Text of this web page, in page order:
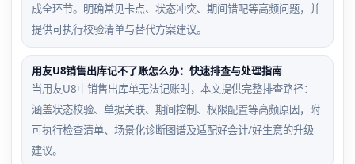
成全环节。明确常见卡点、状态冲突、期间错配等高频问题，并
提供可执行校验清单与替代方案建议。
用友U8销售出库记不了账怎么办：快速排查与处理指南
当用友U8中销售出库单无法记账时，本文提供完整排查路径：
涵盖状态校验、单据关联、期间控制、权限配置等高频原因，附
可执行检查清单、场景化诊断图谱及适配好会计/好生意的升级
建议。